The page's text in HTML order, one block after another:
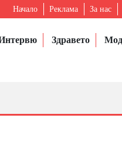
Начало Реклама За нас
Здравето